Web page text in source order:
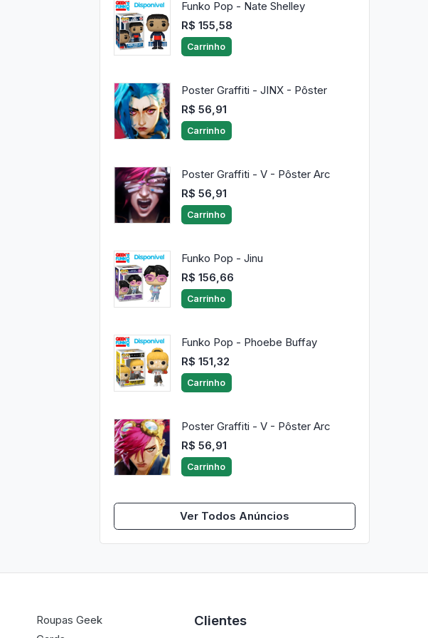
Funko Pop - Nate Shelley
R$ 155,58
Carrinho
Poster Graffiti - JINX - Pôster
R$ 56,91
Carrinho
Poster Graffiti - V - Pôster Arc
R$ 56,91
Carrinho
Funko Pop - Jinu
R$ 156,66
Carrinho
Funko Pop - Phoebe Buffay
R$ 151,32
Carrinho
Poster Graffiti - V - Pôster Arc
R$ 56,91
Carrinho
Ver Todos Anúncios
Roupas Geek
Clientes